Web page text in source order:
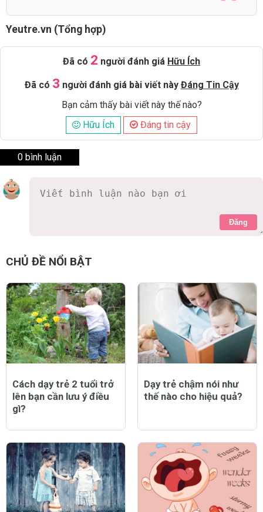
Yeutre.vn (Tổng hợp)
Đã có 2 người đánh giá Hữu Ích
Đã có 3 người đánh giá bài viết này Đáng Tin Cậy
Bạn cảm thấy bài viết này thế nào?
Hữu Ích
Đáng tin cậy
0 bình luận
Đăng
CHỦ ĐỀ NỔI BẬT
Cách dạy trẻ 2 tuổi trở
lên bạn cần lưu ý điều
gì?
Dạy trẻ chậm nói như
thế nào cho hiệu quả?